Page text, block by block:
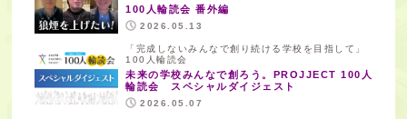
100人輪読会 番外編
2026.05.13
「完成しないみんなで創り続ける学校を目指して」
100人輪読会
未来の学校みんなで創ろう。PROJJECT 100人
輪読会 スペシャルダイジェスト
2026.05.07